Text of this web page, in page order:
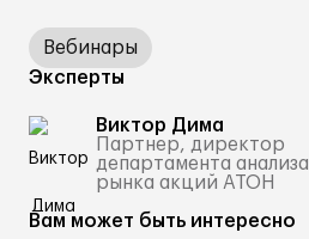
Вебинары
Эксперты
Виктор Дима
Партнер, директор
департамента анализа
рынка акций АТОН
Вам может быть интересно